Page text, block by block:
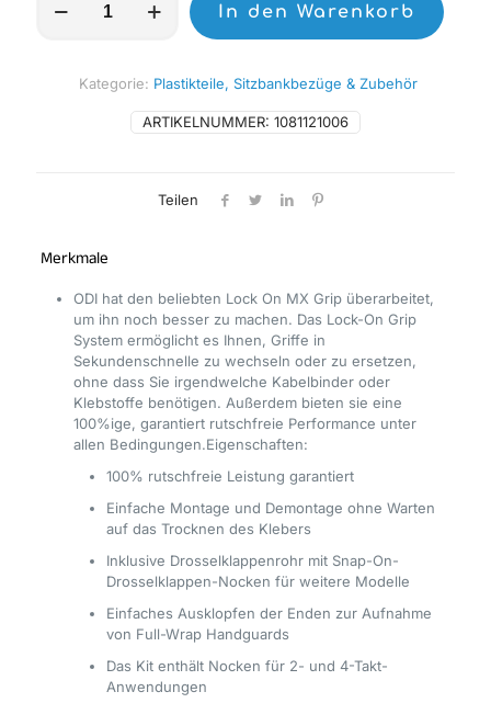
Emig
In den Warenkorb
ARTIKELNUMMER: 1081121006
Kategorie: Plastikteile, Sitzbankbezüge & Zubehör
Teilen
Merkmale
ODI hat den beliebten Lock On MX Grip überarbeitet,
um ihn noch besser zu machen. Das Lock-On Grip
System ermöglicht es Ihnen, Griffe in
Sekundenschnelle zu wechseln oder zu ersetzen,
ohne dass Sie irgendwelche Kabelbinder oder
Klebstoffe benötigen. Außerdem bieten sie eine
100%ige, garantiert rutschfreie Performance unter
allen Bedingungen.Eigenschaften:
100% rutschfreie Leistung garantiert
Einfache Montage und Demontage ohne Warten
auf das Trocknen des Klebers
Inklusive Drosselklappenrohr mit Snap-On-
Drosselklappen-Nocken für weitere Modelle
Einfaches Ausklopfen der Enden zur Aufnahme
von Full-Wrap Handguards
Das Kit enthält Nocken für 2- und 4-Takt-
Anwendungen